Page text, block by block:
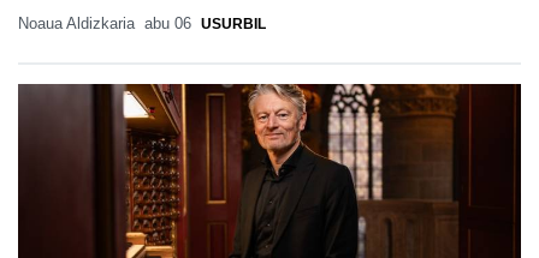
Noaua Aldizkaria abu 06 USURBIL